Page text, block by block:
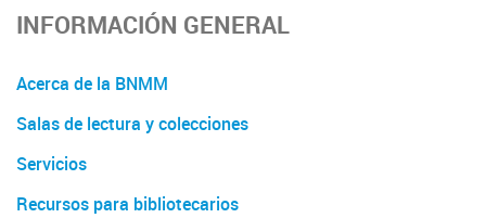
INFORMACIÓN GENERAL
Acerca de la BNMM
Salas de lectura y colecciones
Servicios
Recursos para bibliotecarios